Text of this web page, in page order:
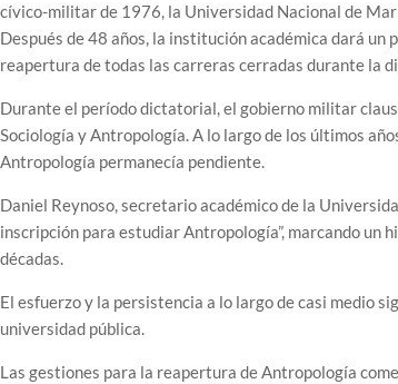
cívico-militar de 1976, la Universidad Nacional de
Después de 48 años, la institución académica dará
reapertura de todas las carreras cerradas durante la
Durante el período dictatorial, el gobierno militar
Sociología y Antropología. A lo largo de los últimos
Antropología permanecía pendiente.
Daniel Reynoso, secretario académico de la
inscripción para estudiar Antropología”, marcando un
décadas.
El esfuerzo y la persistencia a lo largo de casi medio
universidad pública.
Las gestiones para la reapertura de Antropología